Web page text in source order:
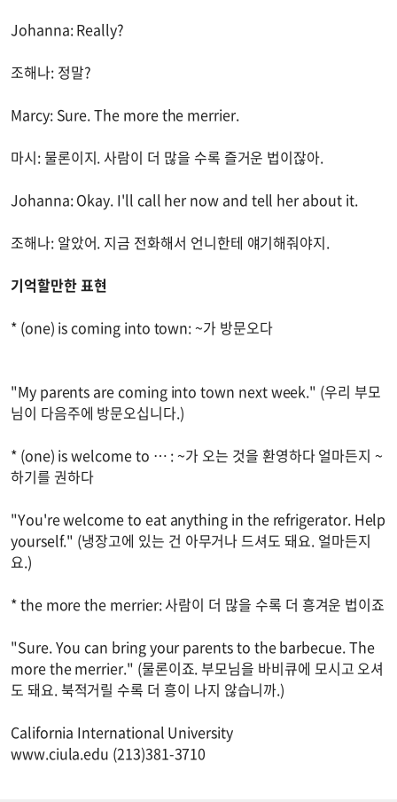
Johanna: Really?
조해나: 정말?
Marcy: Sure. The more the merrier.
마시: 물론이지. 사람이 더 많을 수록 즐거운 법이잖아.
Johanna: Okay. I'll call her now and tell her about it.
조해나: 알았어. 지금 전화해서 언니한테 얘기해줘야지.
기억할만한 표현
* (one) is coming into town: ~가 방문오다
"My parents are coming into town next week." (우리 부모
님이 다음주에 방문오십니다.)
* (one) is welcome to … : ~가 오는 것을 환영하다 얼마든지 ~
하기를 권하다
"You're welcome to eat anything in the refrigerator. Help
yourself." (냉장고에 있는 건 아무거나 드셔도 돼요. 얼마든지
요.)
* the more the merrier: 사람이 더 많을 수록 더 흥겨운 법이죠
"Sure. You can bring your parents to the barbecue. The
more the merrier." (물론이죠. 부모님을 바비큐에 모시고 오셔
도 돼요. 북적거릴 수록 더 흥이 나지 않습니까.)
California International University
www.ciula.edu (213)381-3710